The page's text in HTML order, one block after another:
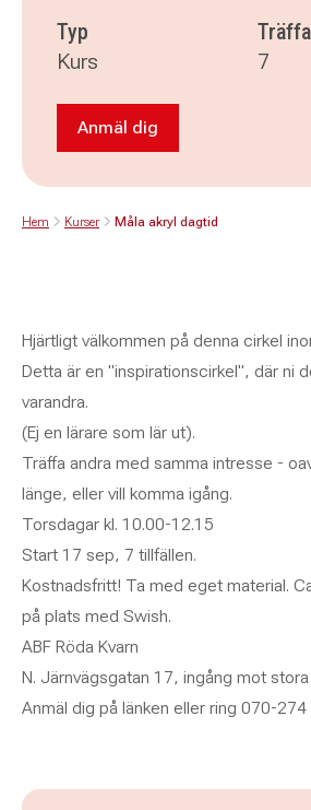
Typ
Kurs
7
Anmäl dig till Måla akryl
Anmäl dig
Hem Kurser Måla akryl dagtid
Hjärtligt välkommen på denna cirkel
Detta är en "inspirationscirkel", där ni
varandra.
(Ej en lärare som lär ut).
Träffa andra med samma intresse -
länge, eller vill komma igång.
Torsdagar kl. 10.00-12.15
Start 17 sep, 7 tillfällen.
Kostnadsfritt! Ta med eget material.
på plats med Swish.
ABF Röda Kvarn
N. Järnvägsgatan 17, ingång mot
Anmäl dig på länken eller ring 070-274